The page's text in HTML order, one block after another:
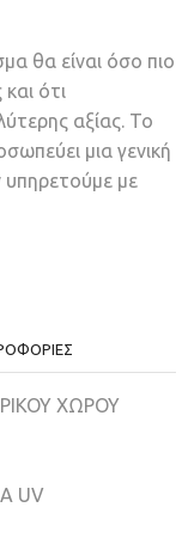
θα είναι όσο πιο
ότι
αξίας. Το
μια γενική
υπηρετούμε με
ΧΩΡΟΥ
UV